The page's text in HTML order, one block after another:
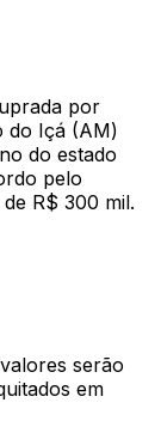
por
do Içá (AM)
do estado
pelo
R$ 300 mil.
serão
em